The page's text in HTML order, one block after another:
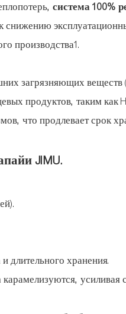
система 100%
снижению
производства1.
загрязняющих
продуктов, таким как
что продлевает срок
JIMU.
длительного хранения.
усиливая